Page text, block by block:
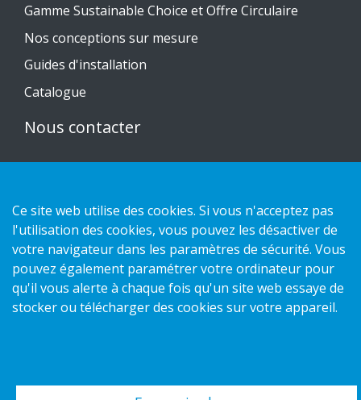
Gamme Sustainable Choice et Offre Circulaire
Nos conceptions sur mesure
Guides d'installation
Catalogue
Nous contacter
Copyright 2026 HL Display AB. All rights reserved.
Ce site web utilise des cookies. Si vous n'acceptez pas
l'utilisation des cookies, vous pouvez les désactiver de
votre navigateur dans les paramètres de sécurité. Vous
pouvez également paramétrer votre ordinateur pour
qu'il vous alerte à chaque fois qu'un site web essaye de
stocker ou télécharger des cookies sur votre appareil.